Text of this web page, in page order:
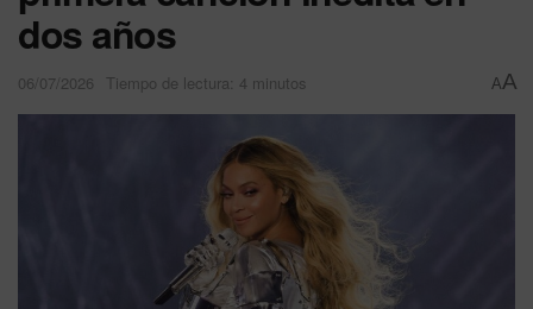
dos años
06/07/2026 Tiempo de lectura: 4 minutos AA